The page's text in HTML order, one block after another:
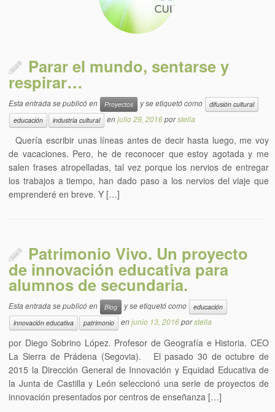
Parar el mundo, sentarse y
respirar…
Esta entrada se publicó en Proyectos y se etiquetó como
difusión cultural
educación
industria cultural enjulio 29, 2016porstella
Quería escribir unas líneas antes de decir hasta luego, me voy
de vacaciones. Pero, he de reconocer que estoy agotada y me
salen frases atropelladas, tal vez porque los nervios de entregar
los trabajos a tiempo, han dado paso a los nervios del viaje que
emprenderé en breve. Y […]
Patrimonio Vivo. Un proyecto
de innovación educativa para
alumnos de secundaria.
Esta entrada se publicó en Blog y se etiquetó como
educación
innovación educativa
patrimonio enjunio 13, 2016porstella
por Diego Sobrino López. Profesor de Geografía e Historia. CEO
La Sierra de Prádena (Segovia). El pasado 30 de octubre de
2015 la Dirección General de Innovación y Equidad Educativa de
la Junta de Castilla y León seleccionó una serie de proyectos de
innovación presentados por centros de enseñanza […]